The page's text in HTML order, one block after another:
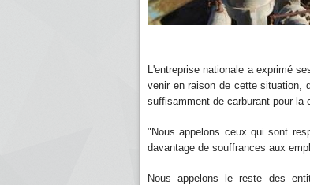
L'entreprise nationale a exprimé
venir en raison de cette situation,
suffisamment de carburant pour la
"Nous appelons ceux qui sont
davantage de souffrances aux
Nous appelons le reste des